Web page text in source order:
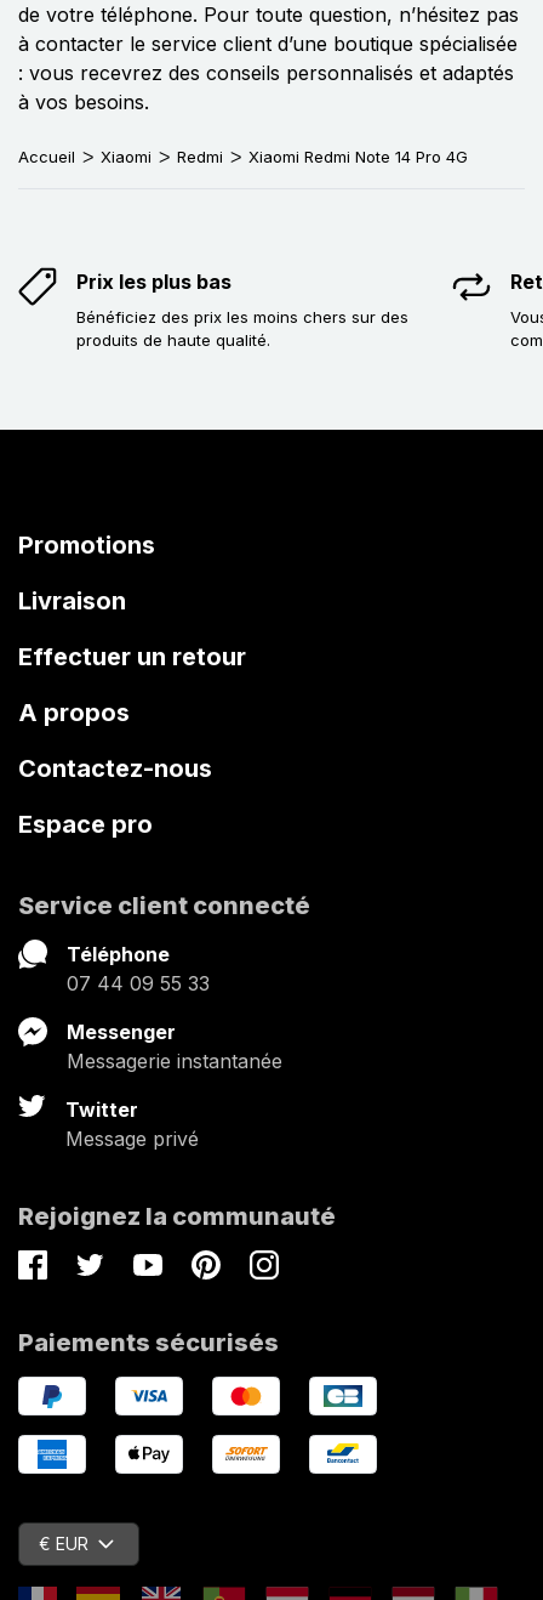
de votre téléphone. Pour toute question, n’hésitez pas
à contacter le service client d’une boutique spécialisée
: vous recevrez des conseils personnalisés et adaptés
à vos besoins.
Accueil Xiaomi Redmi Xiaomi Redmi Note 14 Pro 4G
Prix les plus bas
Bénéficiez des prix les moins chers sur des
produits de haute qualité.
Promotions
Livraison
Effectuer un retour
A propos
Contactez-nous
Espace pro
Service client connecté
Téléphone
07 44 09 55 33
Messenger
Messagerie instantanée
Twitter
Message privé
Rejoignez la communauté
FacebookTwitterYoutubePinterestInstagram
Paiements sécurisés
€ EUR